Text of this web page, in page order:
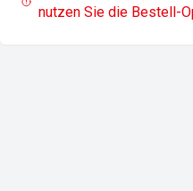
nutzen Sie die Bestell-